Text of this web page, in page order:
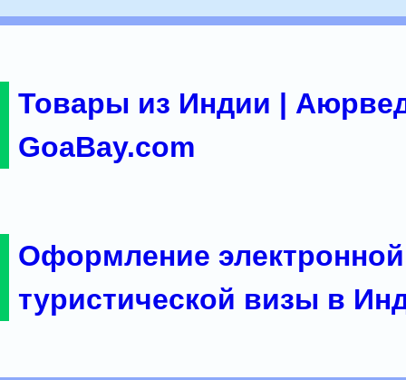
Товары из Индии |
GoaBay.com
Оформление электронной
туристической визы в